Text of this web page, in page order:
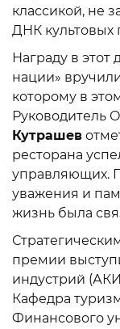
классикой, не
ДНК культовых
Награду в
нации»
которому в
Руководитель
Кутрашев
ресторана
управляющих.
уважения и
жизнь была
премии
индустрий
Кафедра
Финансового